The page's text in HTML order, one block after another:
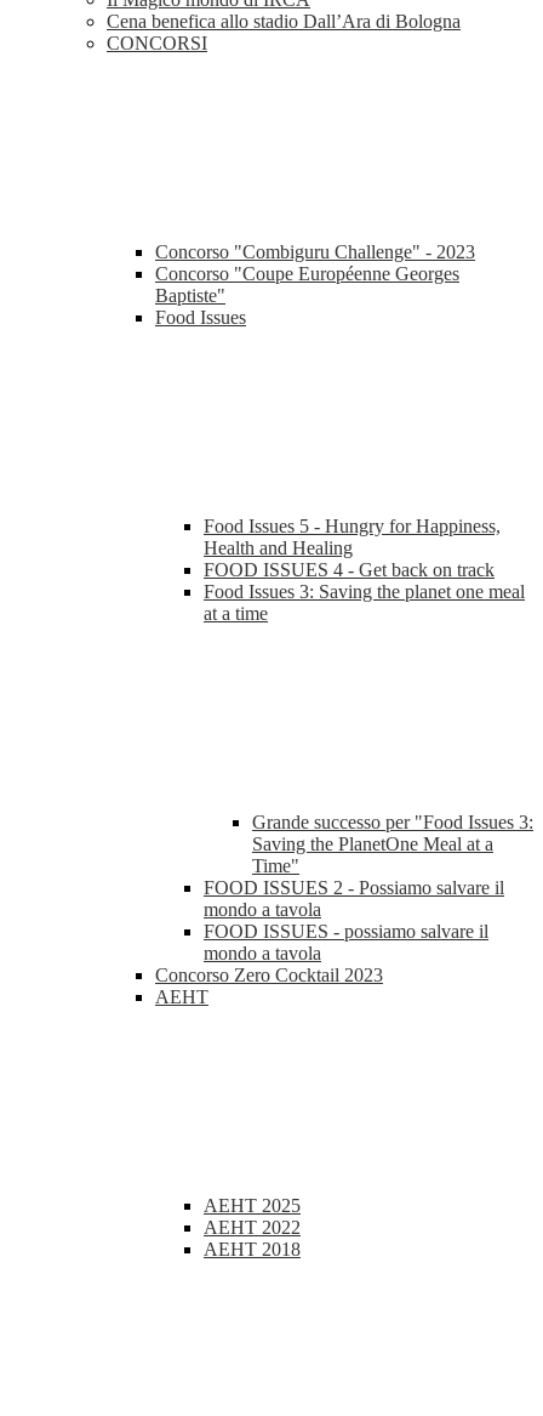
Cena benefica allo stadio Dall’Ara di Bologna
CONCORSI
Concorso "Combiguru Challenge" - 2023
Concorso "Coupe Européenne Georges
Baptiste"
Food Issues
Food Issues 5 - Hungry for Happiness,
Health and Healing
FOOD ISSUES 4 - Get back on track
Food Issues 3: Saving the planet one meal
at a time
Grande successo per "Food Issues 3:
Saving the PlanetOne Meal at a
Time"
FOOD ISSUES 2 - Possiamo salvare il
mondo a tavola
FOOD ISSUES - possiamo salvare il
mondo a tavola
Concorso Zero Cocktail 2023
AEHT
AEHT 2025
AEHT 2022
AEHT 2018